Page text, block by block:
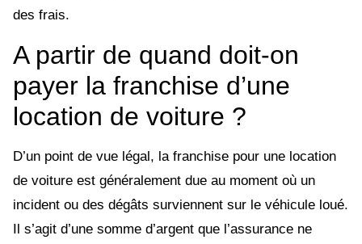
des frais.
A partir de quand doit-on
payer la franchise d’une
location de voiture ?
D’un point de vue légal, la franchise pour une location
de voiture est généralement due au moment où un
incident ou des dégâts surviennent sur le véhicule loué.
Il s’agit d’une somme d’argent que l’assurance ne